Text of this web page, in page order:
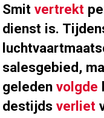
Smit vertrekt
dienst is.
salesgebied,
geleden volgde
destijds verliet